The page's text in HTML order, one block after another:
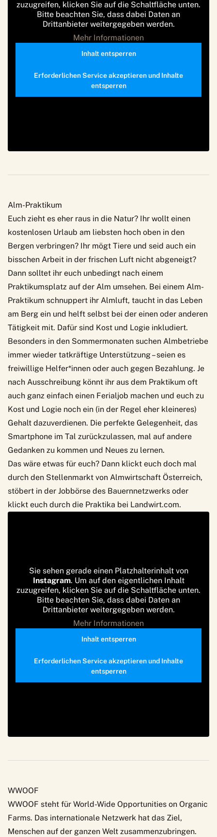
zuzugreifen, klicken Sie auf die Schaltfläche unten.
Bitte beachten Sie, dass dabei Daten an
Drittanbieter weitergegeben werden.
Mehr Informationen
Inhalt entsperren
Erforderlichen Service akzeptieren und Inhalte
entsperren
Alm-Praktikum
Euch zieht es eher raus in die Natur? Ihr wollt einen
kostenlosen Urlaub am liebsten hoch oben in den
Bergen verbringen? Ihr mögt Tiere und seid auch ein
bisschen Arbeit in der frischen Luft nicht abgeneigt?
Dann solltet ihr euch unbedingt nach einem
Praktikumsplatz auf der Alm umsehen. Bei einem Alm-
Praktikum schnuppert ihr Almluft, taucht in das Leben
am Berg ein und helft selbst bei der einen oder anderen
Tätigkeit mit. Dafür sind Kost und Logie inkludiert.
Besonders in den Sommermonaten suchen Almbetriebe
immer wieder tatkräftige Unterstützung – seien es
freiwillige Helfer*innen oder auch gegen Bezahlung. Je
nach Ausschreibung könnt ihr aus dem Praktikum oft
auch ganz einfach einen Ferialjob machen und euch zu
Kost und Logie noch ein (in der Regel eher kleineres)
Gehalt dazuverdienen. Die perfekte Gelegenheit, das
Smartphone im Tal zurückzulassen, mal auf andere
Gedanken zu kommen und Neues zu lernen.
Das wäre etwas für euch? Dann klickt euch doch mal
durch den Stellenmarkt von Almwirtschaft Österreich,
stöbert in der Jobbörse des Bauernnetzwerks oder
klickt euch durch die Praktika bei Landwirt.com.
Sie sehen gerade einen Platzhalterinhalt von
Instagram. Um auf den eigentlichen Inhalt
zuzugreifen, klicken Sie auf die Schaltfläche unten.
Bitte beachten Sie, dass dabei Daten an
Drittanbieter weitergegeben werden.
Mehr Informationen
Inhalt entsperren
Erforderlichen Service akzeptieren und Inhalte
entsperren
WWOOF
WWOOF steht für World-Wide Opportunities on Organic
Farms. Das internationale Netzwerk hat das Ziel,
Menschen auf der ganzen Welt zusammenzubringen.